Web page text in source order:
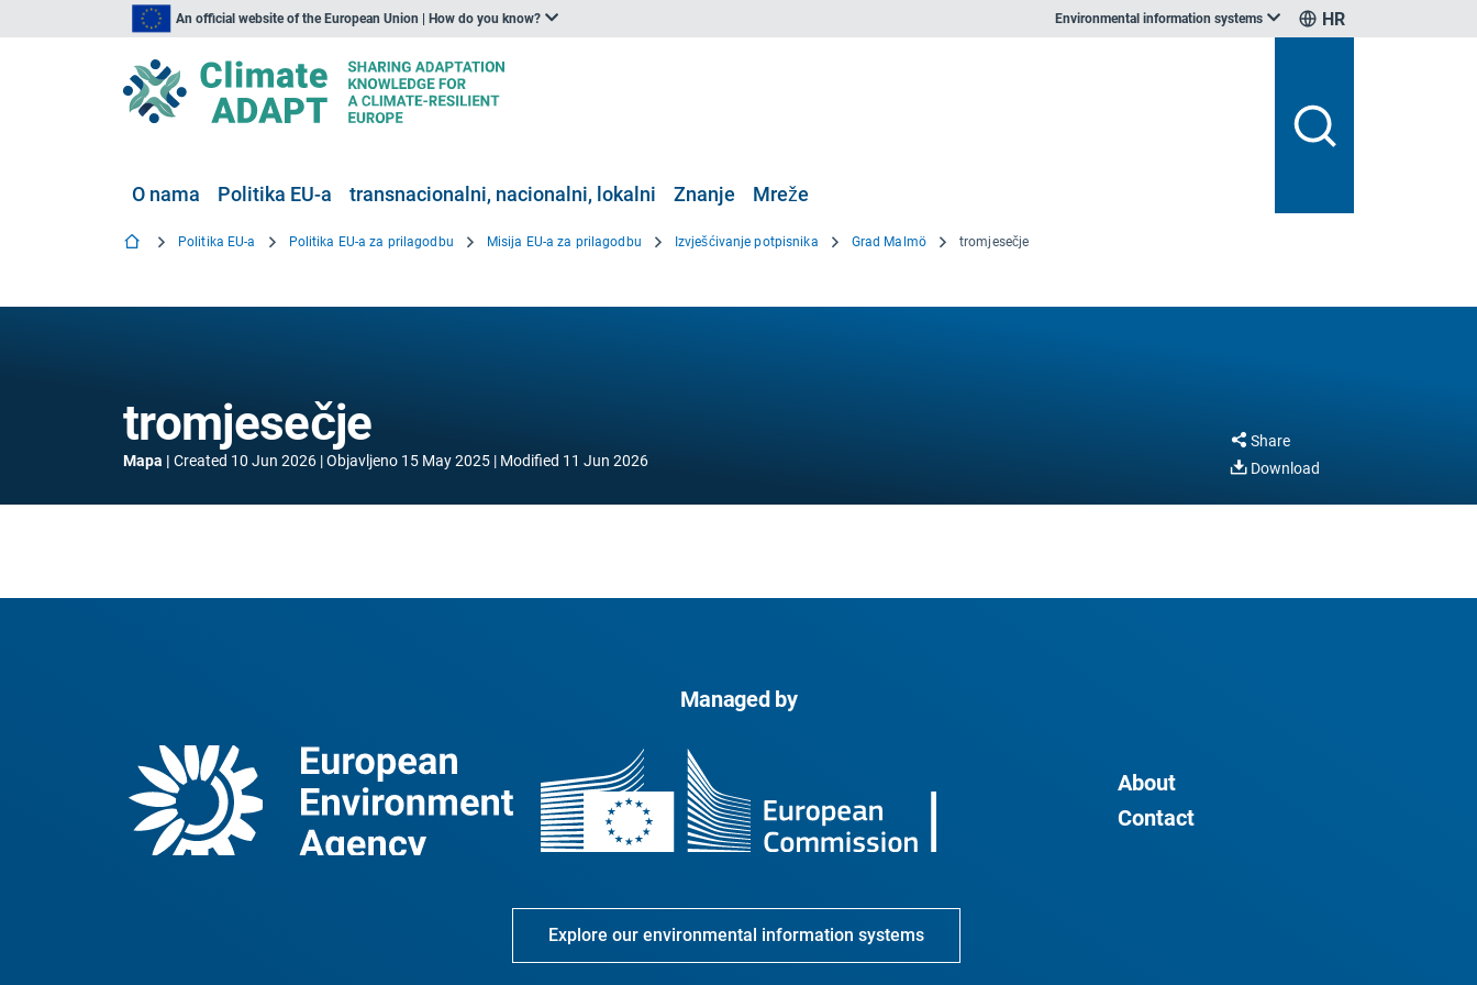
An official website of the European Union | How do you know? Environmental information systems HR
O nama Politika EU-a transnacionalni, nacionalni, lokalni Znanje Mreže
Politika EU-a Politika EU-a za prilagodbu Misija EU-a za prilagodbu Izvješćivanje potpisnika Grad Malmö tromjesečje
tromjesečje
Mapa Created 10 Jun 2026 Objavljeno 15 May 2025 Modified 11 Jun 2026
Share
Download
Managed by
About
Contact
Explore our environmental information systems